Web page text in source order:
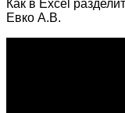
Как в Excel
Евко А.В.